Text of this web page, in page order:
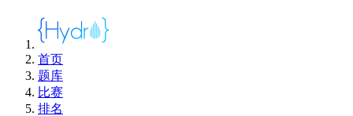
首页
题库
比赛
排名